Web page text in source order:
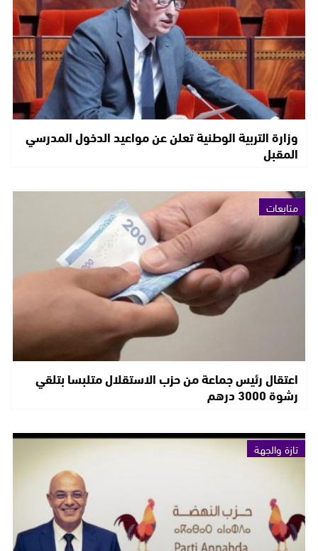
وزارة التربية الوطنية تعلن عن مواعيد الدخول المدرسي
المقبل
متابعات
اعتقال رئيس جماعة من حزب الاستقلال متلبسا بتلقي
رشوة 3000 درهم
تازة والجهة